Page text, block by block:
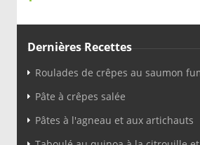
Dernières Recettes
Roulades de crêpes au saumon
Pâte à crêpes salée
Pâtes à l'agneau et aux artichauts